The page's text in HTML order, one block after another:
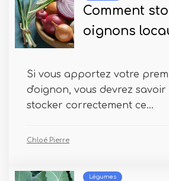
Comment
oignons
Si vous apportez votre
d'oignon, vous devrez savoir
stocker correctement ce...
Chloé Pierre
Légumes